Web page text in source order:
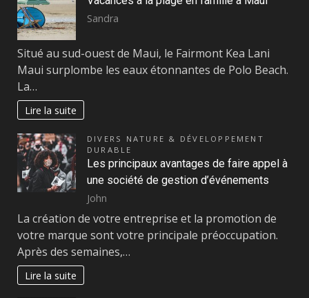
Sandra
Situé au sud-ouest de Maui, le Fairmont Kea Lani
Maui surplombe les eaux étonnantes de Polo Beach.
La…
Lire la suite
DIVERS NATURE & DÉVELOPPEMENT
DURABLE
Les principaux avantages de faire appel à
une société de gestion d’événements
John
La création de votre entreprise et la promotion de
votre marque sont votre principale préoccupation.
Après des semaines,…
Lire la suite